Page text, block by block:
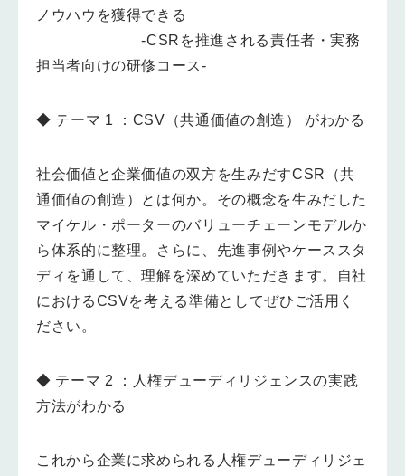
ノウハウを獲得できる
‐CSRを推進される責任者・実務
担当者向けの研修コース‐
◆ テーマ 1 ： CSV（共通価値の創造） がわかる
社会価値と企業価値の双方を生みだすCSR（共
通価値の創造）とは何か。その概念を生みだした
マイケル・ポーターのバリューチェーンモデルか
ら体系的に整理。さらに、先進事例やケーススタ
ディを通して、理解を深めていただきます。自社
におけるCSVを考える準備としてぜひご活用く
ださい。
◆ テーマ 2 ：
人権デューディリジェンスの実践
方法がわかる
これから企業に求められる人権デューディリジェ